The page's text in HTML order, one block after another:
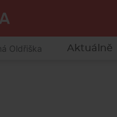
Oldřiška Aktuálně